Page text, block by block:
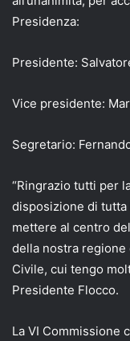
Presidenza:
Presidente:
Vice presidente:
Segretario:
“Ringrazio tutti per
disposizione di tutta
mettere al centro
della nostra
Civile, cui tengo
Presidente Flocco.
La VI Commissione